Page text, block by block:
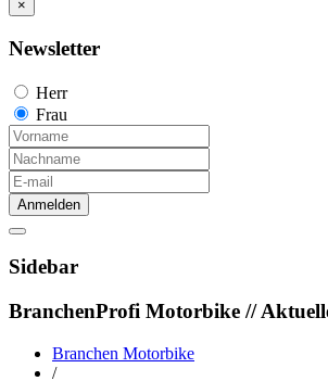
×
Newsletter
Herr
Frau
Anmelden
Sidebar
BranchenProfi Motorbike //
Branchen Motorbike
/